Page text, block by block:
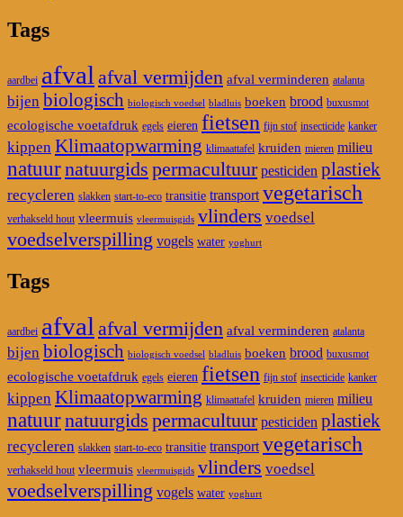
Tags
aardbei afval afval vermijden afval verminderen atalanta
bijen biologisch biologisch voedsel bladluis boeken brood buxusmot
ecologische voetafdruk egels eieren fietsen fijn stof insecticide kanker
kippen Klimaatopwarming klimaattafel kruiden mieren milieu
natuurnatuurgids permacultuur pesticiden plastiek
recycleren slakken start-to-eco transitie transport vegetarisch
verhakseld hout vleermuis vleermuisgids vlinders voedsel
voedselverspilling vogels water yoghurt
Tags
aardbei afval afval vermijden afval verminderen atalanta
bijen biologisch biologisch voedsel bladluis boeken brood buxusmot
ecologische voetafdruk egels eieren fietsen fijn stof insecticide kanker
kippen Klimaatopwarming klimaattafel kruiden mieren milieu
natuurnatuurgids permacultuur pesticiden plastiek
recycleren slakken start-to-eco transitie transport vegetarisch
verhakseld hout vleermuis vleermuisgids vlinders voedsel
voedselverspilling vogels water yoghurt